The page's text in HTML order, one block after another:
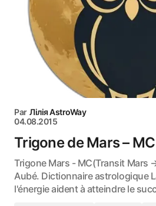
Par Лілія AstroWay
04.08.2015
Trigone de Mars – MC
Trigone Mars - MC(Transit Mars
Aubé. Dictionnaire astrologique
l'énergie aident à atteindre le